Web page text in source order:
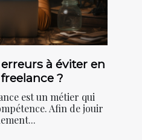
à éviter en
?
est un métier qui
Afin de jouir